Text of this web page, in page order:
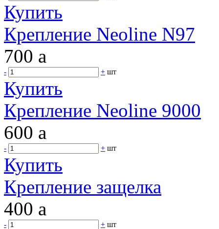
Купить
Крепление Neoline N97
700 a
- + шт
Купить
Крепление Neoline 9000
600 a
- + шт
Купить
Крепление защелка
400 a
- + шт